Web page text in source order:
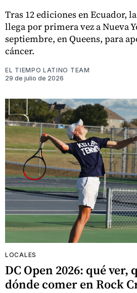
Tras 12 ediciones en Ecuador,
llega por primera vez a Nueva
septiembre, en Queens, para
cáncer.
EL TIEMPO LATINO TEAM
29 de julio de 2026
LOCALES
DC Open 2026: qué ver,
dónde comer en Rock